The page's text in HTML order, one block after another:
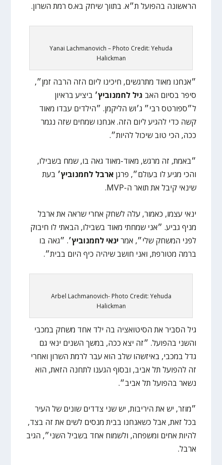
הראשונה בהפועל ת״א. בתווך שיחק בא.ס רמת השרון.
Yanai Lachmanovich – Photo Credit: Yehuda
Halickman
״אנחנו מאוד מתרגשים, חיכינו ליום הזה הרבה זמן״,
סיפר בסיום האב גיל לחמנוביץ׳ ביציע בראיון
ל״ספורטס רבי״ ג׳וש הליקמן. ״הילדים עבדו מאוד
קשה כדי להגיע ליום הזה. אנחנו שמחים שזה נגמר
ככה, הכי טוב שיכול להיות״.
״באמת, זה מרגש, מאוד-מאוד גאה בו, שמח בשבילו,
והכי מגיע לו בעולם״, פרגןארבל לחמנוביץ׳ בעת
שינאי קיבל את תואר ה-MVP.
ינאי עצמו, כאמור, עלה לשחק אחרי שראה את ארבל
מניף גביע. ״אני שמחתי מאוד בשבילו, הבאתי לו חיבוק
לפני המשחק שלי״, אמרינאי לחמנוביץ׳. ״גאה בו
ברמה מטורפת, ואני חושב שיהיה כיף היום בבית״.
Arbel Lachmanovich- Photo Credit: Yehuda
Halickman
גיל הסביר את הסיטואציה בה ילד אחד משחק במכבי
והשני בהפועל. ״זה יצא ככה, במשך השנים ינאי גם
גדל במכבי, באיזשהו שלב הוא עבר לרמת השרון ואחרי
זה להפועל תל אביב, ובסוף הגענו לתחנה הזאת, הוא
נשאר בהפועל תל אביב״.
״מוזר, יש את היריבות, יש שני צדדים שונים של העיר
בכל זאת, אבל כשאנחנו בבית מנסים לשים את זה בצד,
להיות אחים ומשפחה, ולשמוח אחד בשביל השני״, הגיב
ארבל.